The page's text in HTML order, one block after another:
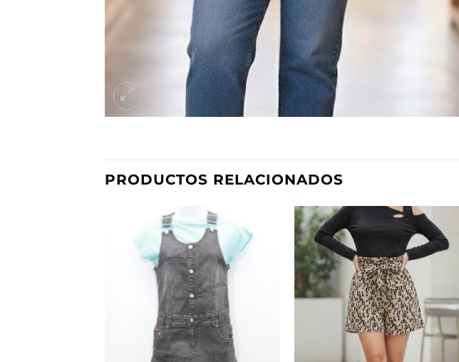
PRODUCTOS RELACIONADOS
Añadir
Añadir
a la